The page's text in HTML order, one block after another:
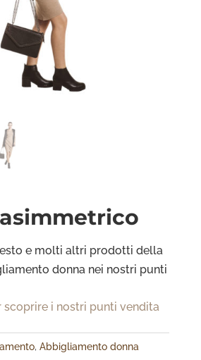
e molti altri prodotti della
donna nei nostri punti
scoprire i nostri punti vendita
, Abbigliamento donna